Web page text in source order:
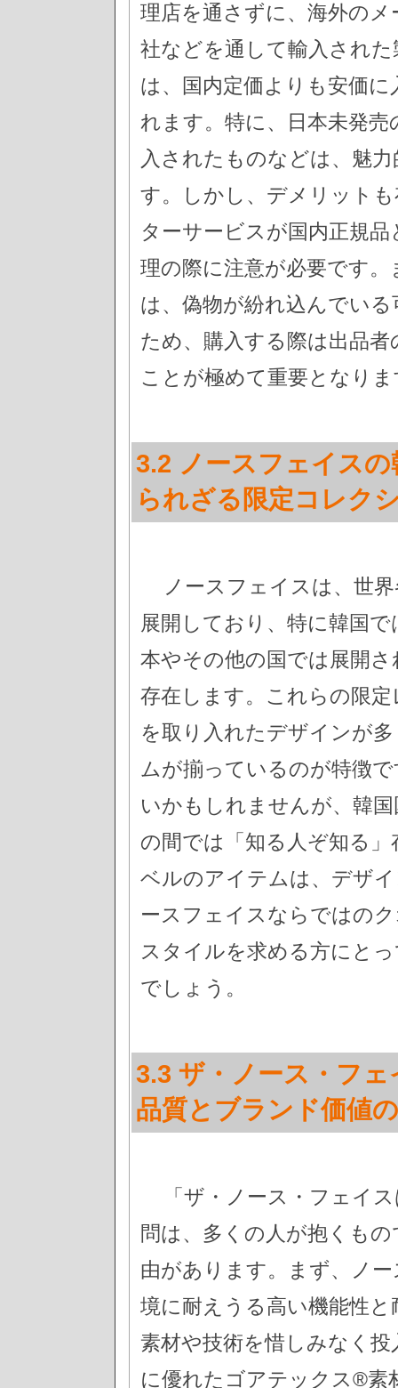
理店を通さずに、海外の
社などを通して輸入され
は、国内定価よりも安価
れます。特に、日本未発
入されたものなどは、魅
す。しかし、デメリット
ターサービスが国内正規
理の際に注意が必要です
は、偽物が紛れ込んでい
ため、購入する際は出品
ことが極めて重要となり
3.2 ノースフェイス
られざる限定コレク
ノースフェイスは、世
展開しており、特に韓国
本やその他の国では展開
存在します。これらの限
を取り入れたデザインが
ムが揃っているのが特徴
いかもしれませんが、韓
の間では「知る人ぞ知る
ベルのアイテムは、デザ
ースフェイスならではの
スタイルを求める方にと
でしょう。
3.3 ザ・ノース・フ
品質とブランド価値
「ザ・ノース・フェイ
問は、多くの人が抱くも
由があります。まず、ノ
境に耐えうる高い機能性
素材や技術を惜しみなく
に優れたゴアテックス®素